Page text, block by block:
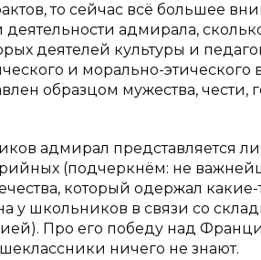
то сейчас всё большее
адмирала,
деятелей культуры и
и морально-этического
образцом мужества, чести,
адмирал представляется
(подчеркнём: не
который одержал
у школьников в связи со
Про его победу над
ничего не знают.